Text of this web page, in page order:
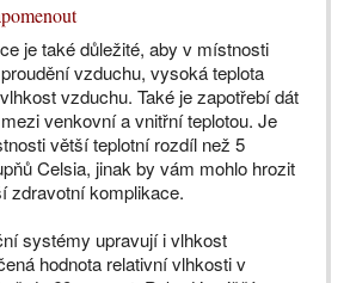
je také důležité, aby v místnosti
vzduchu, vysoká teplota
vzduchu. Také je zapotřebí dát
venkovní a vnitřní teplotou. Je
větší teplotní rozdíl než 5
Celsia, jinak by vám mohlo hrozit
zdravotní komplikace.
systémy upravují i vlhkost
hodnota relativní vlhkosti v